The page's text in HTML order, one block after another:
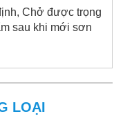
Chở được trọng
sau khi mới sơn
LOẠI